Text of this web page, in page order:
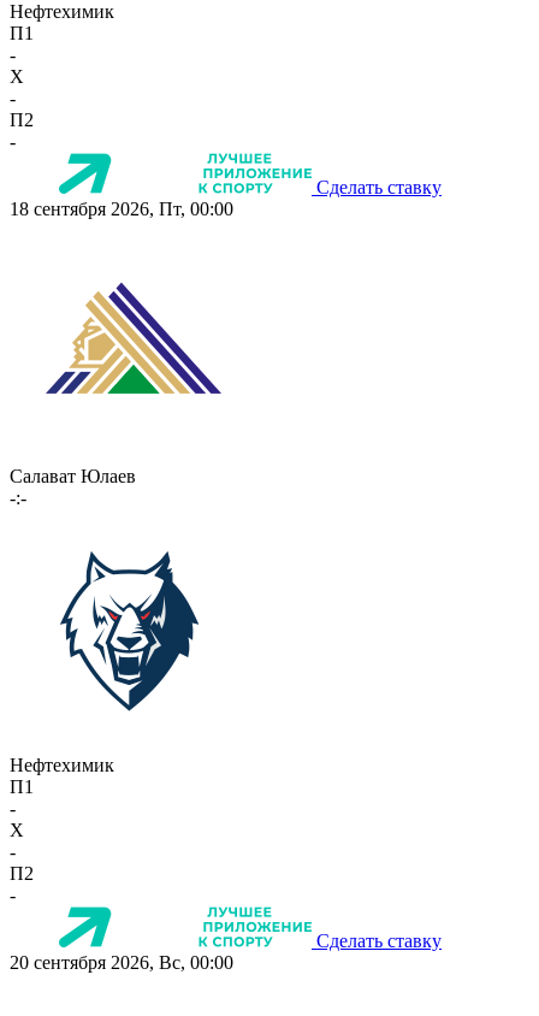
Нефтехимик
П1
-
X
-
П2
-
Сделать ставку
18 сентября 2026, Пт, 00:00
Салават Юлаев
-:-
Нефтехимик
П1
-
X
-
П2
-
Сделать ставку
20 сентября 2026, Вс, 00:00